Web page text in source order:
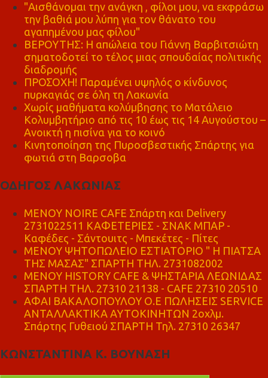
"Αισθάνομαι την ανάγκη , φίλοι μου, να εκφράσω
την βαθιά μου λύπη για τον θάνατο του
αγαπημένου μας φίλου"
ΒΕΡΟΥΤΗΣ: Η απώλεια του Γιάννη Βαρβιτσιώτη
σηματοδοτεί το τέλος μιας σπουδαίας πολιτικής
διαδρομής
ΠΡΟΣΟΧΗ! Παραμένει υψηλός ο κίνδυνος
πυρκαγιάς σε όλη τη Λακωνία
Χωρίς μαθήματα κολύμβησης το Ματάλειο
Κολυμβητήριο από τις 10 έως τις 14 Αυγούστου –
Ανοικτή η πισίνα για το κοινό
Κινητοποίηση της Πυροσβεστικής Σπάρτης για
φωτιά στη Βαρσοβα
ΟΔΗΓΟΣ ΛΑΚΩΝΙΑΣ
MENOY NOIRE CAFE Σπάρτη και Delivery
2731022511 ΚΑΦΕΤΕΡΙΕΣ - ΣΝΑΚ ΜΠΑΡ -
Καφέδες - Σάντουιτς - Μπεκέτες - Πίτες
ΜΕΝΟΥ ΨΗΤΟΠΩΛΕΙΟ ΕΣΤΙΑΤΟΡΙΟ " Η ΠΙΑΤΣΑ
ΤΗΣ ΜΑΣΑΣ" ΣΠΑΡΤΗ ΤΗΛ. 2731082002
ΜΕΝΟΥ HISTORY CAFE & ΨΗΣΤΑΡΙΑ ΛΕΩΝΙΔΑΣ
ΣΠΑΡΤΗ ΤΗΛ. 27310 21138 - CAFE 27310 20510
ΑΦΑΙ ΒΑΚΑΛΟΠΟΥΛΟΥ Ο.Ε ΠΩΛΗΣΕΙΣ SERVICE
ΑΝΤΑΛΛΑΚΤΙΚΑ ΑΥΤΟΚΙΝΗΤΩΝ 2οχλμ.
Σπάρτης Γυθειού ΣΠΑΡΤΗ Τηλ. 27310 26347
ΚΩΝΣΤΑΝΤΙΝΑ Κ. ΒΟΥΝΑΣΗ